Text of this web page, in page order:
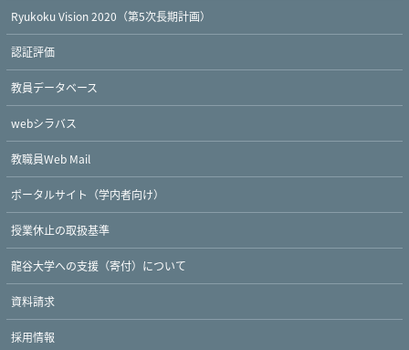
Ryukoku Vision 2020（第5次長期計画）
認証評価
教員データベース
webシラバス
教職員Web Mail
ポータルサイト（学内者向け）
授業休止の取扱基準
龍谷大学への支援（寄付）について
資料請求
採用情報